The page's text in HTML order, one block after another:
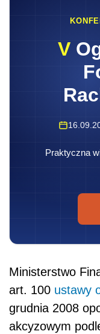
V
Praktyczna
Ministerstwo
art. 100 ustawy
grudnia 2008
akcyzowym